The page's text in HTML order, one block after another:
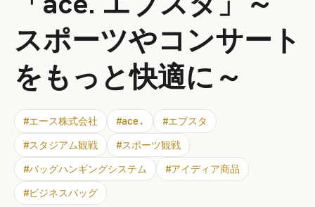
スポーツやコンサート
をもっと快適に～
#エース株式会社 #ace. #エブスタ
#スタジアム観戦 #スポーツ観戦
#バッグハンギングシステム #アイディア商品
#ビジネスバッグ